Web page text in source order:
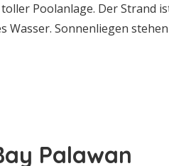
Poolanlage. Der Strand
Wasser. Sonnenliegen
Palawan